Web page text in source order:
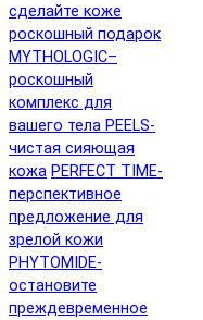
сделайте коже
роскошный подарок
MYTHOLOGIC–
роскошный
комплекс для
вашего тела PEELS-
чистая сияющая
кожа PERFECT TIME-
перспективное
предложение для
зрелой кожи
PHYTOMIDE-
остановите
преждевременное